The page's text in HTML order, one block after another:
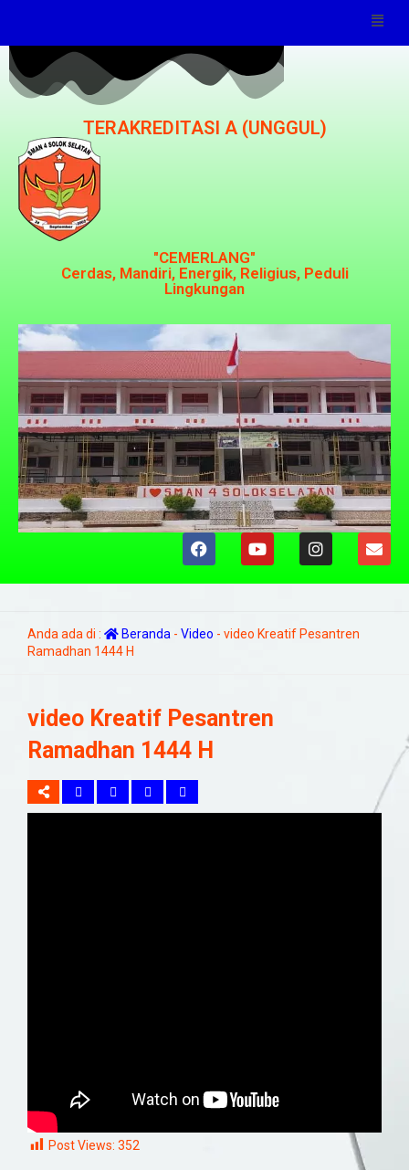
TERAKREDITASI A (UNGGUL)
"CEMERLANG"
Cerdas, Mandiri, Energik, Religius, Peduli
Lingkungan
Anda ada di : Beranda - Video - video Kreatif Pesantren
Ramadhan 1444 H
video Kreatif Pesantren
Ramadhan 1444 H
Post Views: 352